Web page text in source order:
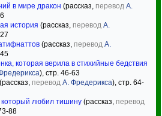
в мире дракон (рассказ, перевод А.
история (рассказ, перевод А.
(рассказ, перевод А.
которая верила в стихийные бедствия
), стр. 46-63
(рассказ, перевод А. Фредерикса), стр. 64-
любил тишину (рассказ, перевод
88